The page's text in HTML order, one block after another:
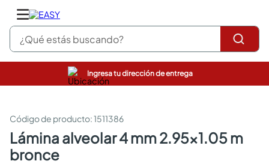
¿Qué estás buscando?
Ingresa tu dirección de entrega
:1511386
lámina alveolar 4 mm 2.95x1.05 m
bronce
pinturas
sanitarios
comedor
escritorio